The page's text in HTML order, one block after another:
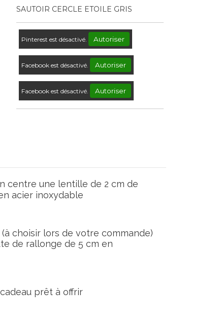
SAUTOIR CERCLE ETOILE GRIS
Pinterest est désactivé. Autoriser
Facebook est désactivé. Autoriser
Facebook est désactivé. Autoriser
centre une lentille de 2 cm de
acier inoxydable
choisir lors de votre commande)
de rallonge de 5 cm en
prêt à offrir